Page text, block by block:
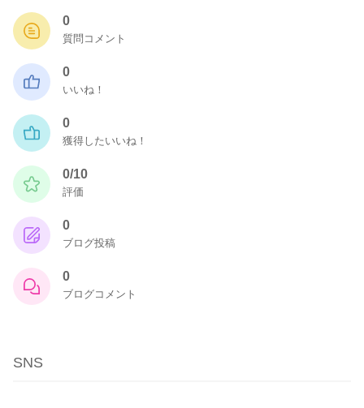
0
質問コメント
0
いいね！
0
獲得したいいね！
0/10
評価
0
ブログ投稿
0
ブログコメント
SNS